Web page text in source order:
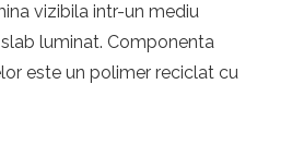
vizibila intr-un mediu
luminat. Componenta
este un polimer reciclat cu